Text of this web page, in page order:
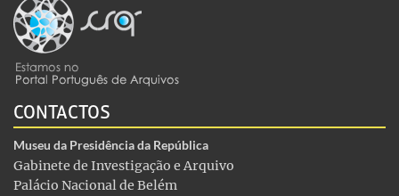
CONTACTOS
Museu da Presidência da República
Gabinete de Investigação e Arquivo
Palácio Nacional de Belém